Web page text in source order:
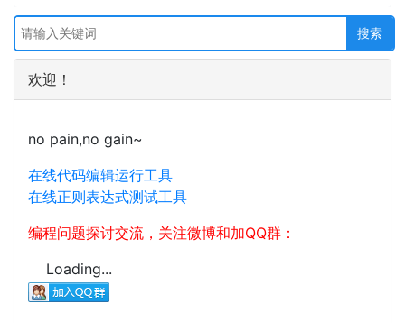
欢迎！
no pain,no gain~
在线代码编辑运行工具
在线正则表达式测试工具
编程问题探讨交流，关注微博和加QQ群：
Loading...